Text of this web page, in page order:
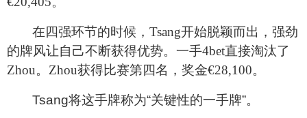
在四强环节的时候， Tsang开始脱颖而出，强劲
的牌风让自己不断获得优势。一手4bet直接淘汰了
Zhou。 Zhou获得比赛第四名，奖金€28,100。
Tsang将这手牌称为“关键性的一手牌”。